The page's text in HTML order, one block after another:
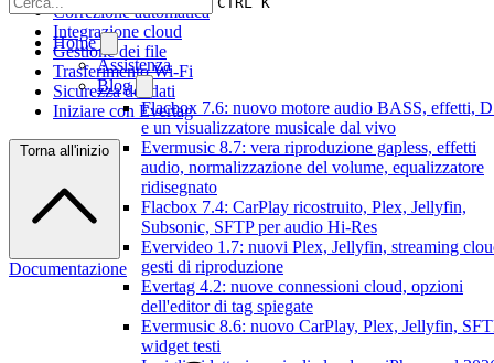
Home
Assistenza
Blog
Flacbox 7.6: nuovo motore audio BASS, effetti,
e un visualizzatore musicale dal vivo
Evermusic 8.7: vera riproduzione gapless, effetti
audio, normalizzazione del volume, equalizzatore
ridisegnato
Flacbox 7.4: CarPlay ricostruito, Plex, Jellyfin,
Subsonic, SFTP per audio Hi-Res
Evervideo 1.7: nuovi Plex, Jellyfin, streaming
gesti di riproduzione
Evertag 4.2: nuove connessioni cloud, opzioni
dell'editor di tag spiegate
Evermusic 8.6: nuovo CarPlay, Plex, Jellyfin,
widget testi
Correzione automatica
Integrazione cloud
Gestione dei file
Trasferimento Wi-Fi
Sicurezza dei dati
Iniziare con Evertag
Torna all'inizio
Documentazione